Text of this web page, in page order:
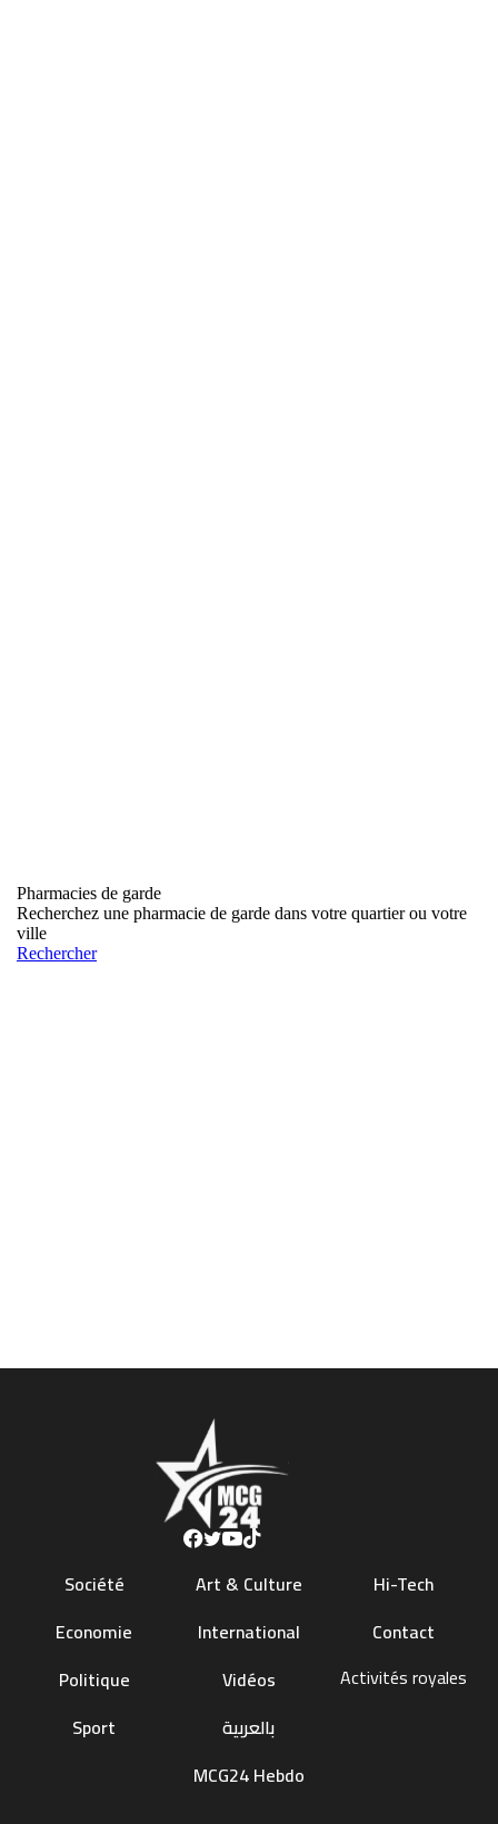
Société
Economie
Politique
Sport
Art & Culture
International
Vidéos
بالعربية
MCG24 Hebdo
Hi-Tech
Contact
Activités royales